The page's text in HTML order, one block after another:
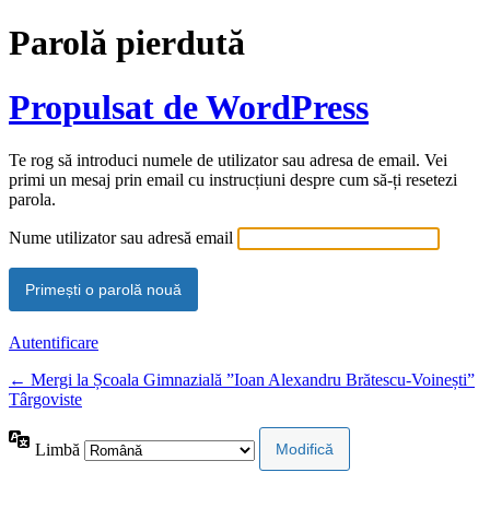
Parolă pierdută
Propulsat de WordPress
Te rog să introduci numele de utilizator sau adresa de email. Vei
primi un mesaj prin email cu instrucțiuni despre cum să-ți resetezi
parola.
Nume utilizator sau adresă email
Autentificare
← Mergi la Școala Gimnazială ”Ioan Alexandru Brătescu-Voinești”
Târgoviste
Limbă